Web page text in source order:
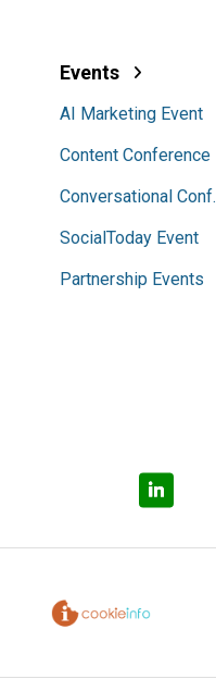
Events
AI Marketing Event
Content Conference
Conversational Conf.
SocialToday Event
Partnership Events